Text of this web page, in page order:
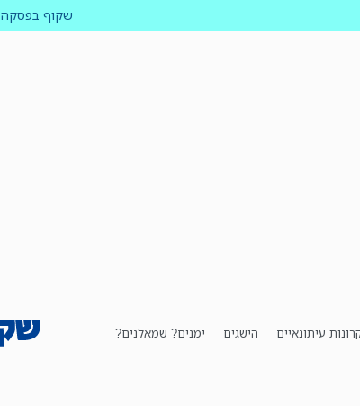
שקוף בפסקה
עיתונאיים הישגים ימנים? שמאלנים?